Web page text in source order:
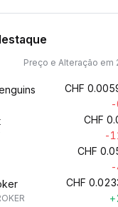
Preço e Alteração em
CHF
-
CHF
-
CHF
-
CHF